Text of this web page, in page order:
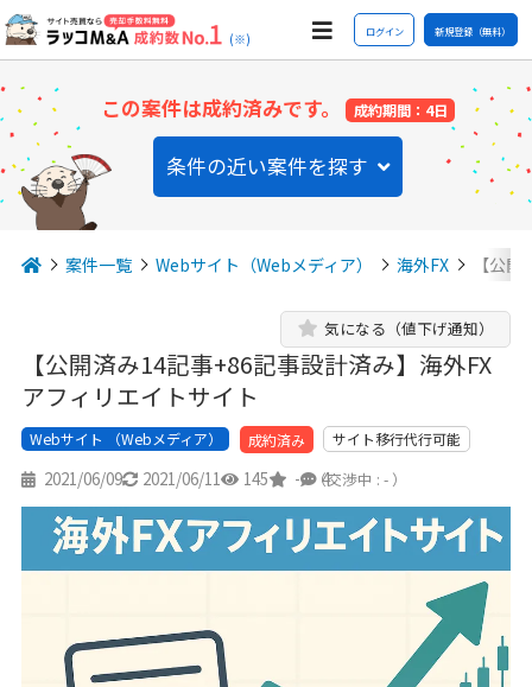
(※) ログイン 新規登録（無料）
この案件は成約済みです。 成約期間：4日
条件の近い案件を探す
案件一覧 Webサイト（Webメディア） 海外FX 【公
【公開済み14記事+86記事設計済み】海外FX
アフィリエイトサイト
気になる（値下げ通知）
Webサイト （Webメディア） 成約済み サイト移行代行可能
2021/06/09 2021/06/11 145 - 4
（交渉中 : - ）